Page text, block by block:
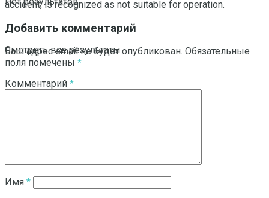
Смотреть все результаты
accident, is recognized as not suitable for operation.
Добавить комментарий
Ваш адрес email не будет опубликован. Обязательные
поля помечены *
Комментарий *
Имя *